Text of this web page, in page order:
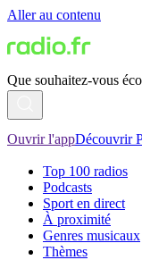
Aller au contenu
Que souhaitez-vous
Ouvrir l'appDécouvrir
Top 100 radios
Podcasts
Sport en direct
À proximité
Genres musicaux
Thèmes